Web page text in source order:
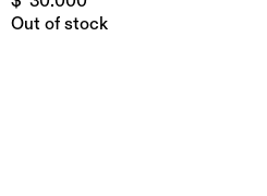
Out of stock